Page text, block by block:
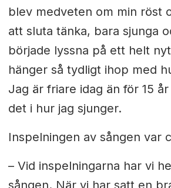
blev medveten om min röst
att sluta tänka, bara sjunga
började lyssna på ett helt
hänger så tydligt ihop med
Jag är friare idag än för 15
det i hur jag sjunger.
Inspelningen av sången var
– Vid inspelningarna har vi
sången. När vi har satt en